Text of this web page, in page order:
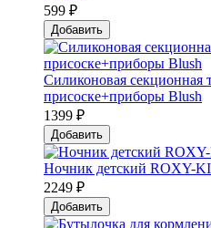
599 ₽
Добавить
Силиконовая секционная
присоске+приборы Blush
1399 ₽
Добавить
Ночник детский ROXY-
2249 ₽
Добавить